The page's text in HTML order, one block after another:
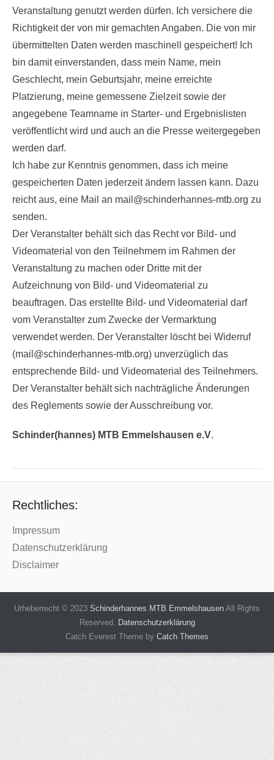
Anmeldung genannten Daten zum Zwecke der
Veranstaltung genutzt werden dürfen. Ich versichere die
Richtigkeit der von mir gemachten Angaben. Die von mir
übermittelten Daten werden maschinell gespeichert! Ich
bin damit einverstanden, dass mein Name, mein
Geschlecht, mein Geburtsjahr, meine erreichte
Platzierung, meine gemessene Zielzeit sowie der
angegebene Teamname in Starter- und Ergebnislisten
veröffentlicht wird und auch an die Presse weitergegeben
werden darf.
Ich habe zur Kenntnis genommen, dass ich meine
gespeicherten Daten jederzeit ändern lassen kann. Dazu
reicht aus, eine Mail an mail@schinderhannes-mtb.org zu
senden.
Der Veranstalter behält sich das Recht vor Bild- und
Videomaterial von den Teilnehmern im Rahmen der
Veranstaltung zu machen oder Dritte mit der
Aufzeichnung von Bild- und Videomaterial zu
beauftragen. Das erstellte Bild- und Videomaterial darf
vom Veranstalter zum Zwecke der Vermarktung
verwendet werden. Der Veranstalter löscht bei Widerruf
(mail@schinderhannes-mtb.org) unverzüglich das
entsprechende Bild- und Videomaterial des Teilnehmers.
Der Veranstalter behält sich nachträgliche Änderungen
Impressum
Datenschutzerklärung
Urheberrecht © 2023Schinderhannes MTB Emmelshausen
Reserved. Datenschutzerklärung
Catch Everest Theme byCatch Themes